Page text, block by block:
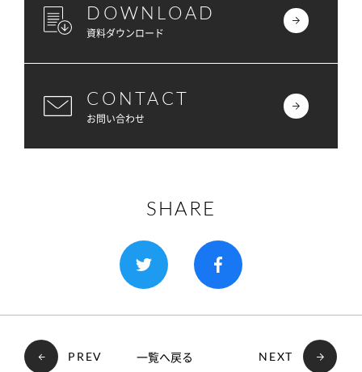
DOWNLOAD
資料ダウンロード
CONTACT
お問い合わせ
SHARE
PREV 一覧へ戻る NEXT